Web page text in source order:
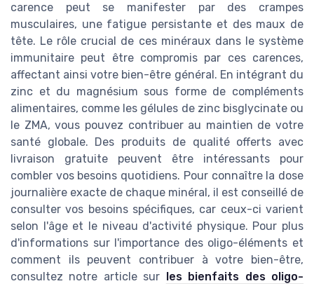
carence peut se manifester par des crampes
musculaires, une fatigue persistante et des maux de
tête. Le rôle crucial de ces minéraux dans le système
immunitaire peut être compromis par ces carences,
affectant ainsi votre bien-être général. En intégrant du
zinc et du magnésium sous forme de compléments
alimentaires, comme les gélules de zinc bisglycinate ou
le ZMA, vous pouvez contribuer au maintien de votre
santé globale. Des produits de qualité offerts avec
livraison gratuite peuvent être intéressants pour
combler vos besoins quotidiens. Pour connaître la dose
journalière exacte de chaque minéral, il est conseillé de
consulter vos besoins spécifiques, car ceux-ci varient
selon l'âge et le niveau d'activité physique. Pour plus
d'informations sur l'importance des oligo-éléments et
comment ils peuvent contribuer à votre bien-être,
consultez notre article sur
les bienfaits des oligo-